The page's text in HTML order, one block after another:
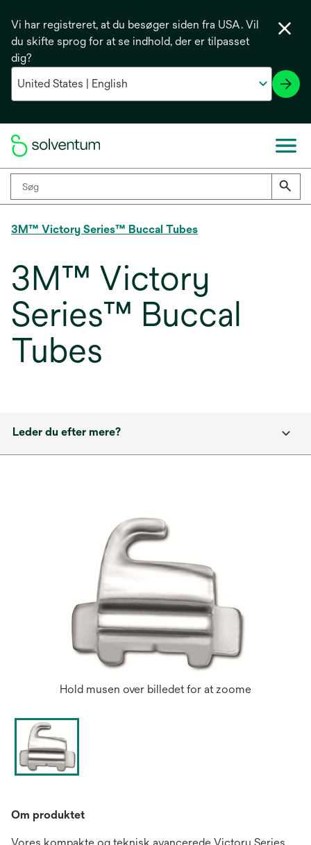
Vi har registreret, at du besøger siden fra USA. Vil
du skifte sprog for at se indhold, der er tilpasset
dig?
3M™ Victory Series™ Buccal Tubes
3M™ Victory
Series™ Buccal
Tubes
Leder du efter mere?
Hold musen over billedet for at zoome
Om produktet